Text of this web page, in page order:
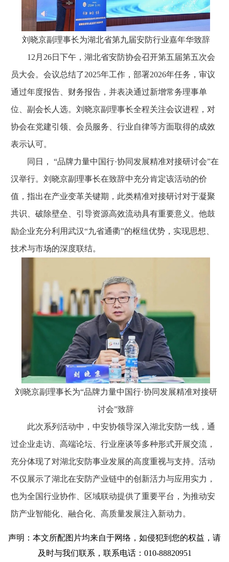
刘晓京副理事长为湖北省第九届安防行业嘉年华致辞
12月26日下午，湖北省安防协会召开第五届第五次会
员大会。会议总结了2025年工作，部署2026年任务，审议
通过年度报告、财务报告，并表决通过新增常务理事单
位、副会长人选。刘晓京副理事长全程关注会议进程，对
协会在党建引领、会员服务、行业自律等方面取得的成效
表示认可。
同日， “品牌力量中国行·协同发展精准对接研讨会”在
汉举行。刘晓京副理事长在致辞中充分肯定该活动的价
值，指出在产业变革关键期，此类精准对接研讨对于凝聚
共识、破除壁垒、引导资源高效流动具有重要意义。他鼓
励企业充分利用武汉“九省通衢”的枢纽优势，实现思想、
技术与市场的深度联结。
刘晓京副理事长为“品牌力量中国行·协同发展精准对接研
讨会”致辞
此次系列活动中，中安协领导深入湖北安防一线，通
过企业走访、高端论坛、行业座谈等多种形式开展交流，
充分体现了对湖北安防事业发展的高度重视与支持。活动
不仅展示了湖北在安防产业链中的创新活力与应用实力，
也为全国行业协作、区域联动提供了重要平台，为推动安
防产业智能化、融合化、高质量发展注入新动力。
声明：本文所配图片均来自于网络，如侵犯到您的权益，请
及时与我们联系，联系电话：010-88820951